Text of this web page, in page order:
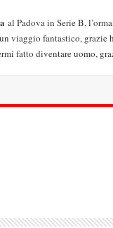
al Padova in Serie B,
viaggio fantastico, grazie
fatto diventare uomo,